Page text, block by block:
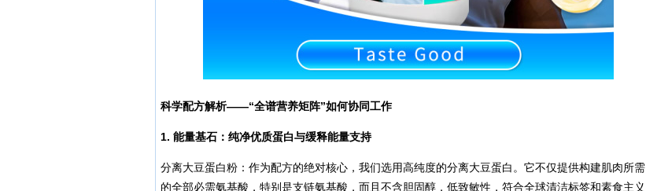
科学配方解析——“全谱营养矩阵”如何协同工作
1. 能量基石：纯净优质蛋白与缓释能量支持
分离大豆蛋白粉：作为配方的绝对核心，我们选用高纯度的分离大豆蛋白。它不仅提供构建肌肉所需
的全部必需氨基酸，特别是支链氨基酸，而且不含胆固醇，低致敏性，符合全球清洁标签和素食主义